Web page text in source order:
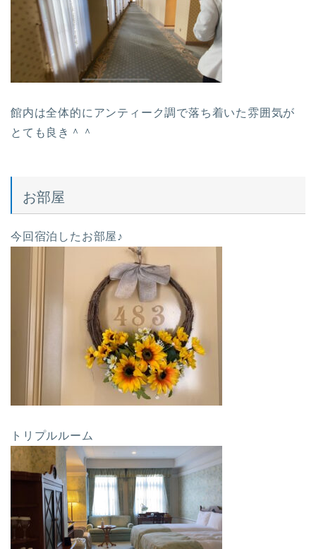
館内は全体的にアンティーク調で落ち着いた雰囲気が
とても良き＾＾
お部屋
今回宿泊したお部屋♪
トリプルルーム